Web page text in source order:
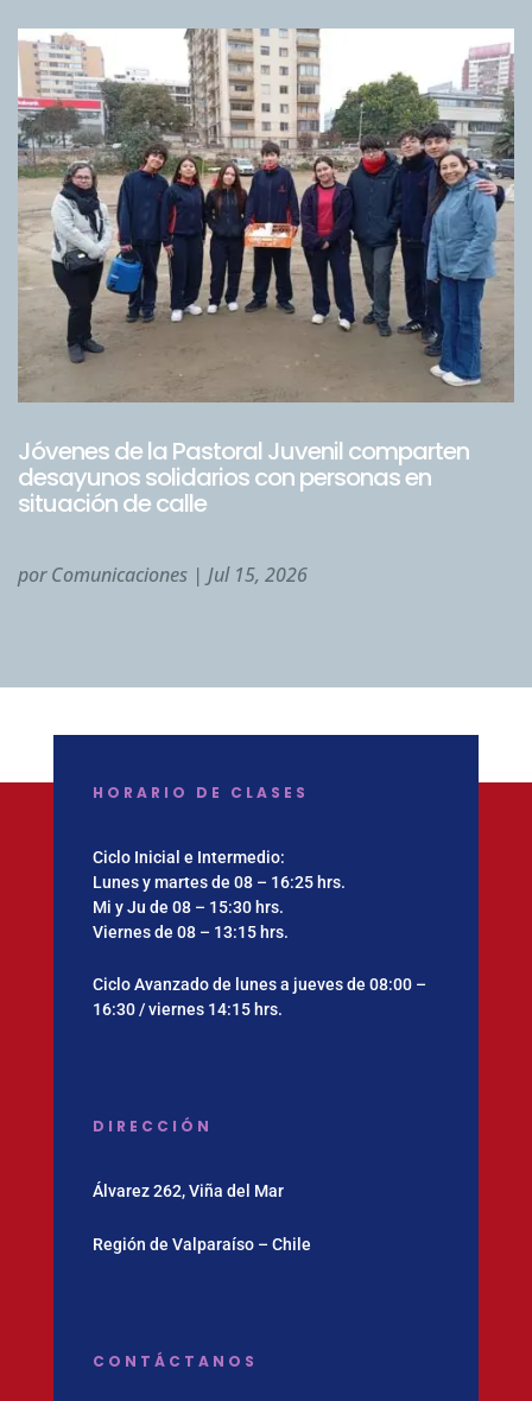
Jóvenes de la Pastoral Juvenil comparten
desayunos solidarios con personas en
situación de calle
porComunicaciones | Jul 15, 2026
HORARIO DE CLASES
Ciclo Inicial e Intermedio:
Lunes y martes de 08 – 16:25 hrs.
Mi y Ju de 08 – 15:30 hrs.
Viernes de 08 – 13:15 hrs.
Ciclo Avanzado de lunes a jueves de 08:00 –
16:30 / viernes 14:15 hrs.
DIRECCIÓN
Álvarez 262, Viña del Mar
Región de Valparaíso – Chile
CONTÁCTANOS